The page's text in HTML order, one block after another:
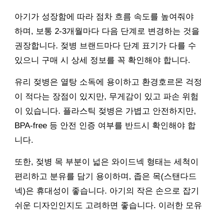
아기가 성장함에 따라 점차 흐름 속도를 높여줘야
하며, 보통 2-3개월마다 다음 단계로 변경하는 것을
권장합니다. 젖병 브랜드마다 단계 표기가 다를 수
있으니 구매 시 상세 정보를 꼭 확인해야 합니다.
유리 젖병은 열탕 소독에 용이하고 환경호르몬 걱정
이 적다는 장점이 있지만, 무게감이 있고 파손 위험
이 있습니다. 플라스틱 젖병은 가볍고 안전하지만,
BPA-free 등 안전 인증 여부를 반드시 확인해야 합
니다.
또한, 젖병 목 부분이 넓은 와이드넥 형태는 세척이
편리하고 분유를 담기 용이하며, 좁은 목(스탠다드
넥)은 휴대성이 좋습니다. 아기의 작은 손으로 잡기
쉬운 디자인인지도 고려하면 좋습니다. 이러한 모유